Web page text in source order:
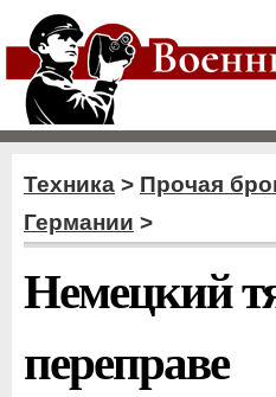
Техника > Прочая
Германии >
Немецкий
переправе